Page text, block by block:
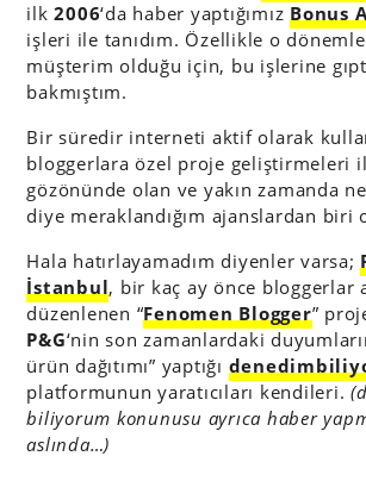
ilk2006‘da haber yaptığımız Bonus
işleri ile tanıdım. Özellikle o
müşterim olduğu için, bu işlerine
bakmıştım.
Bir süredir interneti aktif olarak
bloggerlara özel proje geliştirmeleri
gözönünde olan ve yakın zamanda
diye meraklandığım ajanslardan biri
Hala hatırlayamadım diyenler varsa;
İstanbul, bir kaç ay önce bloggerlar
düzenlenen “Fenomen Blogger”
P&G‘nin son zamanlardaki
ürün dağıtımı” yaptığı
platformunun yaratıcıları kendileri.
biliyorum konunusu ayrıca haber
aslında…)